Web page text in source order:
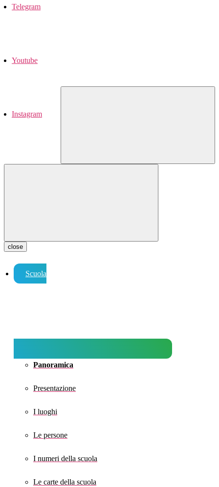
Telegram
Youtube
Instagram
close
Scuola
Panoramica
Presentazione
I luoghi
Le persone
I numeri della scuola
Le carte della scuola